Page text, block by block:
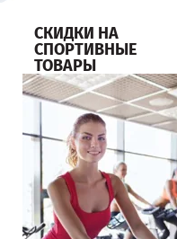
СКИДКИ НА
СПОРТИВНЫЕ
ТОВАРЫ